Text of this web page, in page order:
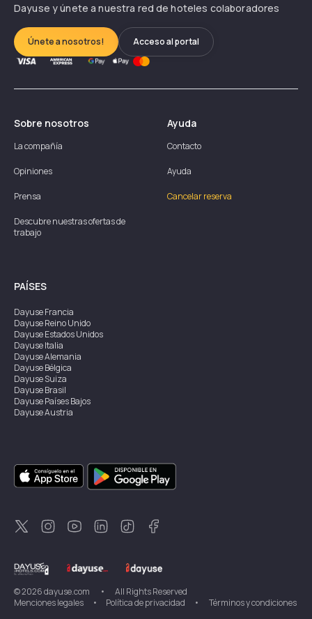
Dayuse y únete a nuestra red de hoteles colaboradores
Únete a nosotros! Acceso al portal
Sobre nosotros
La compañía
Opiniones
Prensa
Descubre nuestras ofertas de
trabajo
Ayuda
Contacto
Ayuda
Cancelar reserva
PAÍSES
DayuseFrancia
DayuseReino Unido
DayuseEstados Unidos
DayuseItalia
DayuseAlemania
DayuseBélgica
DayuseSuiza
DayuseBrasil
DayusePaíses Bajos
DayuseAustria
DayuseSingapur
DayuseSuecia
DayuseTailandia
DayuseNueva Zelanda
DayuseTurquía
©2026dayuse.com •
All Rights Reserved
Menciones legales
• Política de privacidad • Términos y condiciones